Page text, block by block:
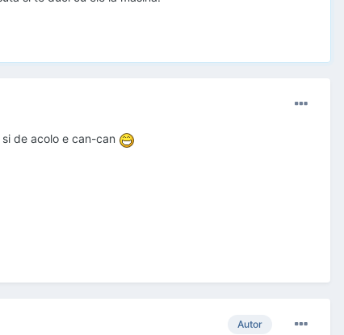
de acolo e can-can
Autor